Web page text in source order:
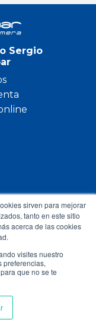
sirven para mejorar
tanto en este sitio
acerca de las cookies
visites nuestro
preferencias,
que no se te
Sergio